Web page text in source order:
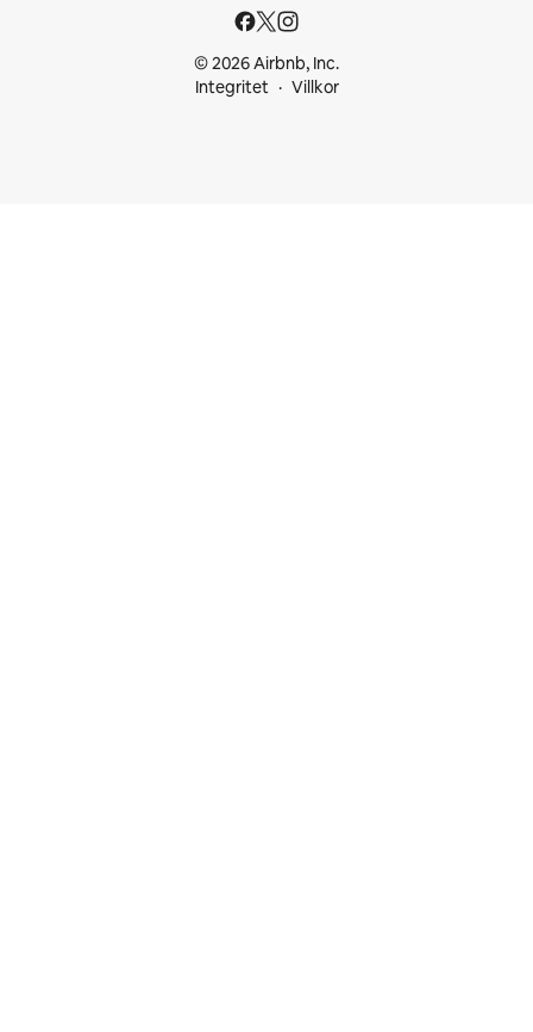
© 2026 Airbnb, Inc.
Integritet
Villkor